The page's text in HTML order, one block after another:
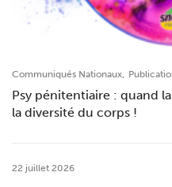
Communiqués Nationaux,
Psy pénitentiaire : quand
la diversité du corps !
22 juillet 2026